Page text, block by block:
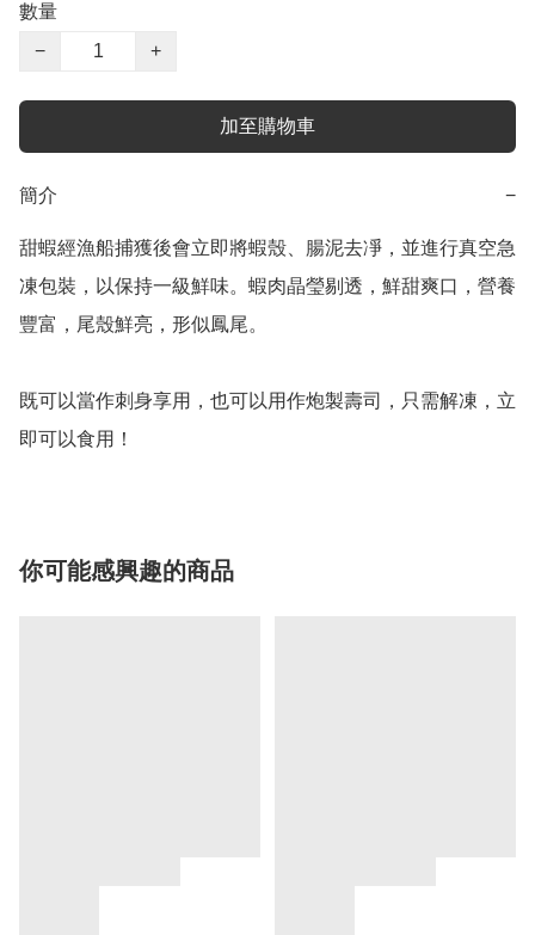
數量
−
+
加至購物車
簡介 −
甜蝦經漁船捕獲後會立即將蝦殼、腸泥去凈，並進行真空急
凍包裝，以保持一級鮮味。蝦肉晶瑩剔透，鮮甜爽口，營養
豐富，尾殼鮮亮，形似鳳尾。
既可以當作刺身享用，也可以用作炮製壽司，只需解凍，立
你可能感興趣的商品